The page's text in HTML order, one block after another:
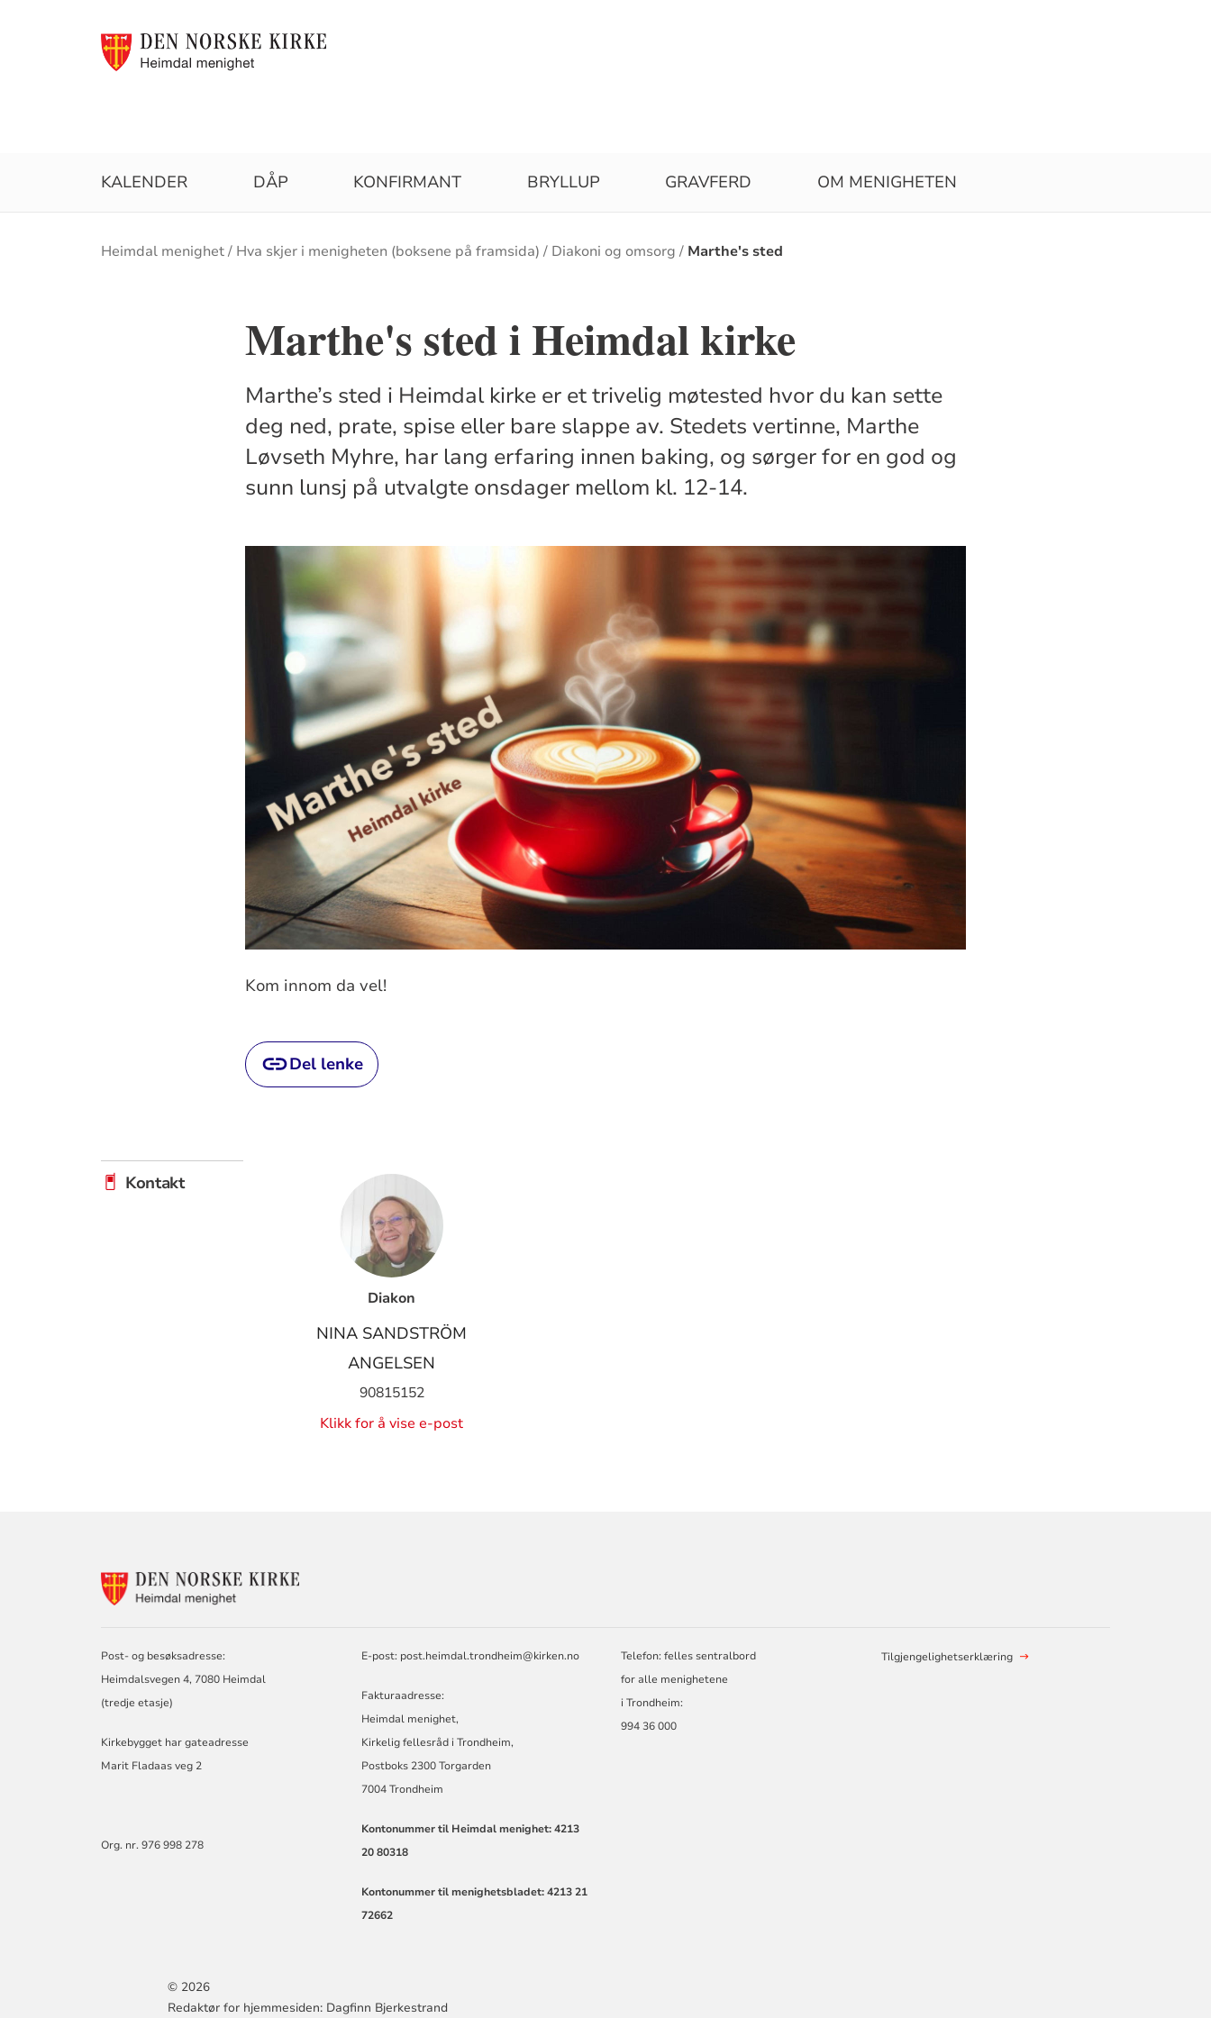
KALENDER DÅP KONFIRMANT BRYLLUP GRAVFERD OM MENIGHETEN
Brødsmulesti
Heimdal menighet Hva skjer i menigheten (boksene på framsida) Diakoni og omsorg Marthe's sted
Marthe's sted i Heimdal kirke
Marthe’s sted i Heimdal kirke er et trivelig møtested hvor du kan sette
deg ned, prate, spise eller bare slappe av. Stedets vertinne, Marthe
Løvseth Myhre, har lang erfaring innen baking, og sørger for en god og
sunn lunsj på utvalgte onsdager mellom kl. 12-14.
Kom innom da vel!
Del lenke
Kontakt
Diakon
NINA SANDSTRÖM
ANGELSEN
90815152
Klikk for å vise e-post
KONTAKTINFORMASJON
Post- og besøksadresse:
Heimdalsvegen 4, 7080 Heimdal
(tredje etasje)
Kirkebygget har gateadresse
Marit Fladaas veg 2
Org. nr. 976 998 278
E-post: post.heimdal.trondheim@kirken.no
Fakturaadresse:
Heimdal menighet,
Kirkelig fellesråd i Trondheim,
Postboks 2300 Torgarden
7004 Trondheim
Kontonummer til Heimdal menighet: 4213
20 80318
Kontonummer til menighetsbladet: 4213 21
72662
Telefon: felles sentralbord
for alle menighetene
i Trondheim:
994 36 000
Tilgjengelighetserklæring
© 2026
Redaktør for hjemmesiden: Dagfinn Bjerkestrand